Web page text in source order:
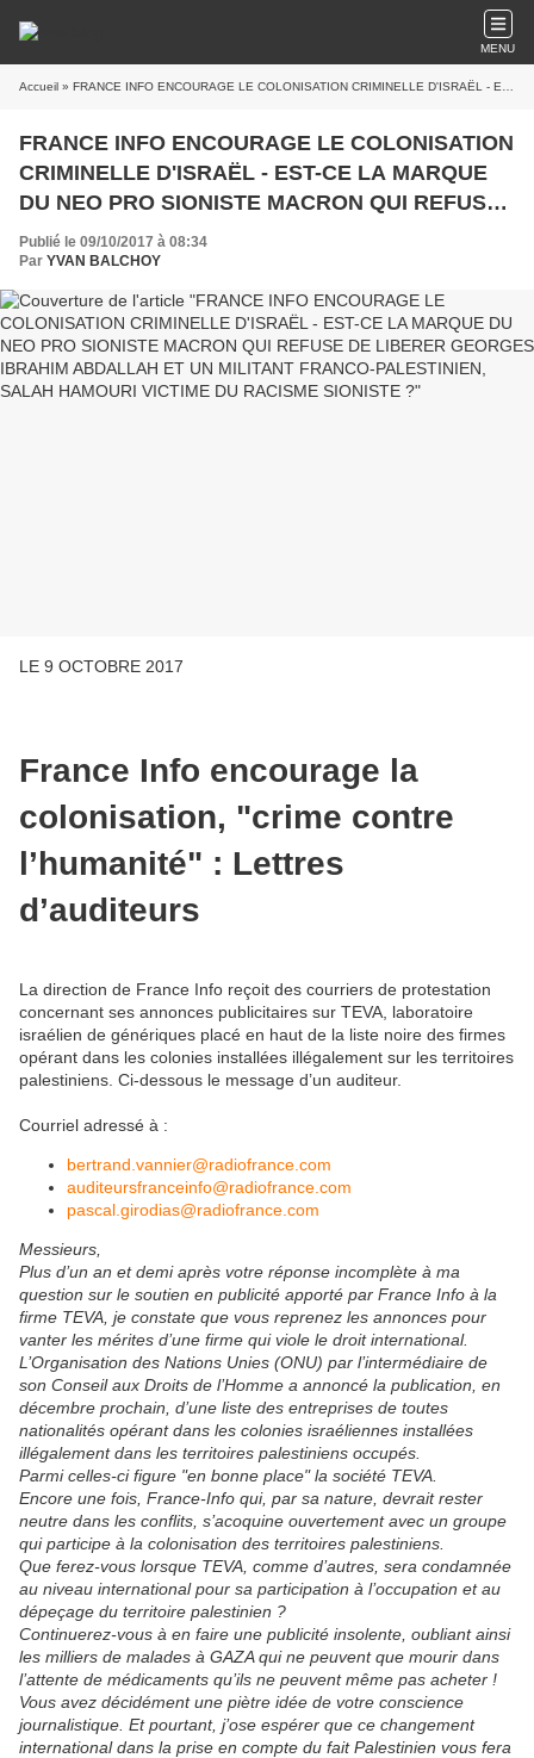
MENU
Accueil » FRANCE INFO ENCOURAGE LE COLONISATION CRIMINELLE D'ISRAËL - EST-CE LA MARQUE DU NEO PRO SIONISTE MACRON QUI REFUSE DE LIBERER GEORGES IBRAHIM ABDALLAH ET UN MILITANT FRANCO-PALESTINIEN, SALAH HAMOURI VICTIME DU RACISME SIONISTE ?
FRANCE INFO ENCOURAGE LE COLONISATION
CRIMINELLE D'ISRAËL - EST-CE LA MARQUE
DU NEO PRO SIONISTE MACRON QUI REFUSE
DE LIBERER GEORGES IBRAHIM ABDALLAH
ET UN MILITANT FRANCO-PALESTINIEN,
SALAH HAMOURI VICTIME DU RACISME
SIONISTE ?
Publié le 09/10/2017 à 08:34
Par YVAN BALCHOY
LE 9 OCTOBRE 2017
France Info encourage la
colonisation, "crime contre
l’humanité" : Lettres
d’auditeurs
La direction de France Info reçoit des courriers de protestation
concernant ses annonces publicitaires sur TEVA, laboratoire
israélien de génériques placé en haut de la liste noire des firmes
opérant dans les colonies installées illégalement sur les territoires
palestiniens. Ci-dessous le message d’un auditeur.
Courriel adressé à :
bertrand.vannier@radiofrance.com
auditeursfranceinfo@radiofrance.com
pascal.girodias@radiofrance.com
Messieurs,
Plus d’un an et demi après votre réponse incomplète à ma
question sur le soutien en publicité apporté par France Info à la
firme TEVA, je constate que vous reprenez les annonces pour
vanter les mérites d’une firme qui viole le droit international.
L’Organisation des Nations Unies (ONU) par l’intermédiaire de
son Conseil aux Droits de l’Homme a annoncé la publication, en
décembre prochain, d’une liste des entreprises de toutes
nationalités opérant dans les colonies israéliennes installées
illégalement dans les territoires palestiniens occupés.
Parmi celles-ci figure "en bonne place" la société TEVA.
Encore une fois, France-Info qui, par sa nature, devrait rester
neutre dans les conflits, s’acoquine ouvertement avec un groupe
qui participe à la colonisation des territoires palestiniens.
Que ferez-vous lorsque TEVA, comme d’autres, sera condamnée
au niveau international pour sa participation à l’occupation et au
dépeçage du territoire palestinien ?
Continuerez-vous à en faire une publicité insolente, oubliant ainsi
les milliers de malades à GAZA qui ne peuvent que mourir dans
l’attente de médicaments qu’ils ne peuvent même pas acheter !
Vous avez décidément une piètre idée de votre conscience
journalistique. Et pourtant, j’ose espérer que ce changement
international dans la prise en compte du fait Palestinien vous fera